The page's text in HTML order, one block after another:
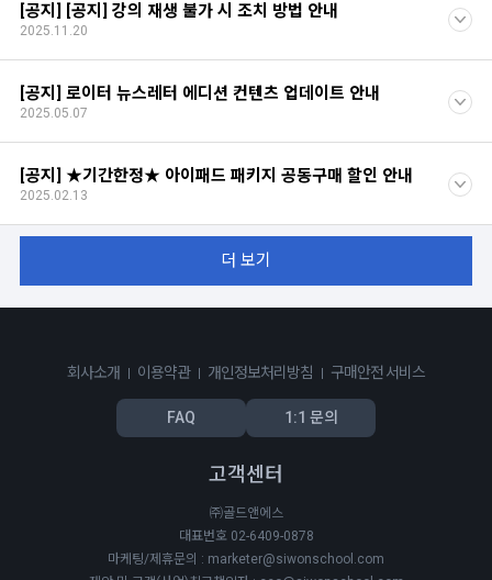
[공지] [공지] 강의 재생 불가 시 조치 방법 안내
2025.11.20
[공지] 로이터 뉴스레터 에디션 컨텐츠 업데이트 안내
2025.05.07
[공지] ★기간한정★ 아이패드 패키지 공동구매 할인 안내
2025.02.13
더 보기
회사소개 이용약관 개인정보처리방침 구매안전 서비스
FAQ 1:1 문의
고객센터
㈜골드앤에스
대표번호 02-6409-0878
마케팅/제휴문의 : marketer@siwonschool.com